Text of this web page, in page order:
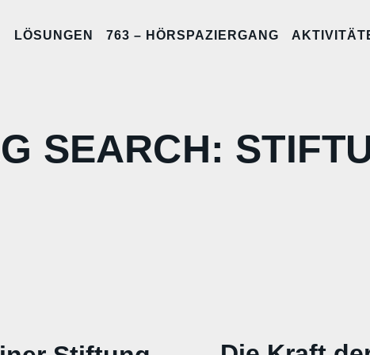
LÖSUNGEN 763 – HÖRSPAZIERGANG
SEARCH: